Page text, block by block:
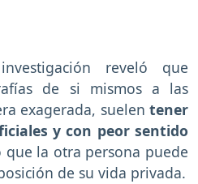
reveló que
de si mismos a las
exagerada, suelen tener
y con peor sentido
que la otra persona puede
de su vida privada.